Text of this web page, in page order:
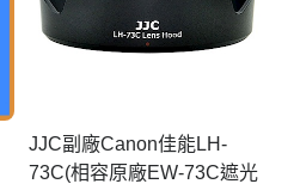
JJC副廠Canon佳能LH-
73C(相容原廠EW-73C遮光